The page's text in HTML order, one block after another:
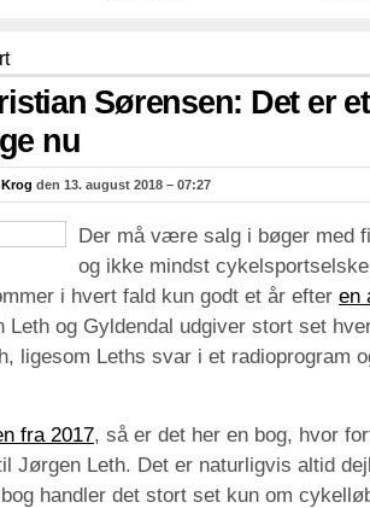
Sørensen: Det er
nu
den 13. august 2018 – 07:27
Der må være salg i bøger med
og ikke mindst
i hvert fald kun godt et år efter en
og Gyldendal udgiver stort set
ligesom Leths svar i et radioprogram
fra 2017, så er det her en bog, hvor
Jørgen Leth. Det er naturligvis altid
handler det stort set kun om